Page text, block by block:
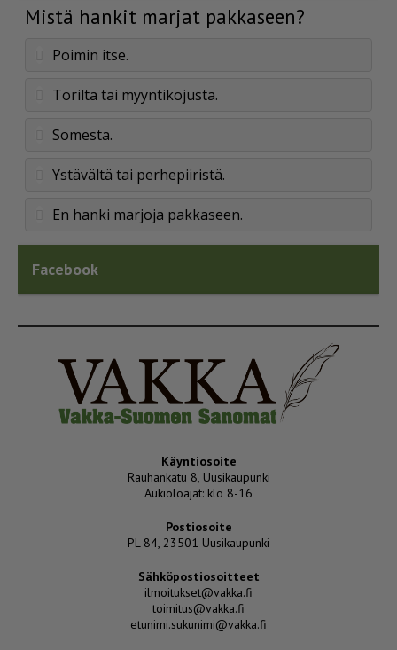
Mistä hankit marjat pakkaseen?
Poimin itse.
Torilta tai myyntikojusta.
Somesta.
Ystävältä tai perhepiiristä.
En hanki marjoja pakkaseen.
Facebook
Käyntiosoite
Rauhankatu 8, Uusikaupunki
Aukioloajat: klo 8-16
Postiosoite
PL 84, 23501 Uusikaupunki
Sähköpostiosoitteet
ilmoitukset@vakka.fi
toimitus@vakka.fi
etunimi.sukunimi@vakka.fi